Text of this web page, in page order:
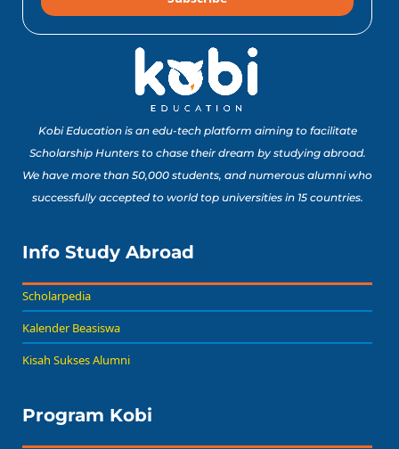
10 Lomba Jurusan
Matematika untuk
Portofolio Anak SMA
Buat Study Abroad Yang
8 Lomba Jurusan
Psikologi untuk
Buat Persiapan Study
Baca Sekarang!
Kobi Education is an edu-tech platform aiming to facilitate
Scholarship Hunters to chase their dream by studying abroad.
We have more than 50,000 students, and numerous alumni who
successfully accepted to world top universities in 15 countries.
Info Study Abroad
Scholarpedia
Kalender Beasiswa
Kisah Sukses Alumni
Program Kobi